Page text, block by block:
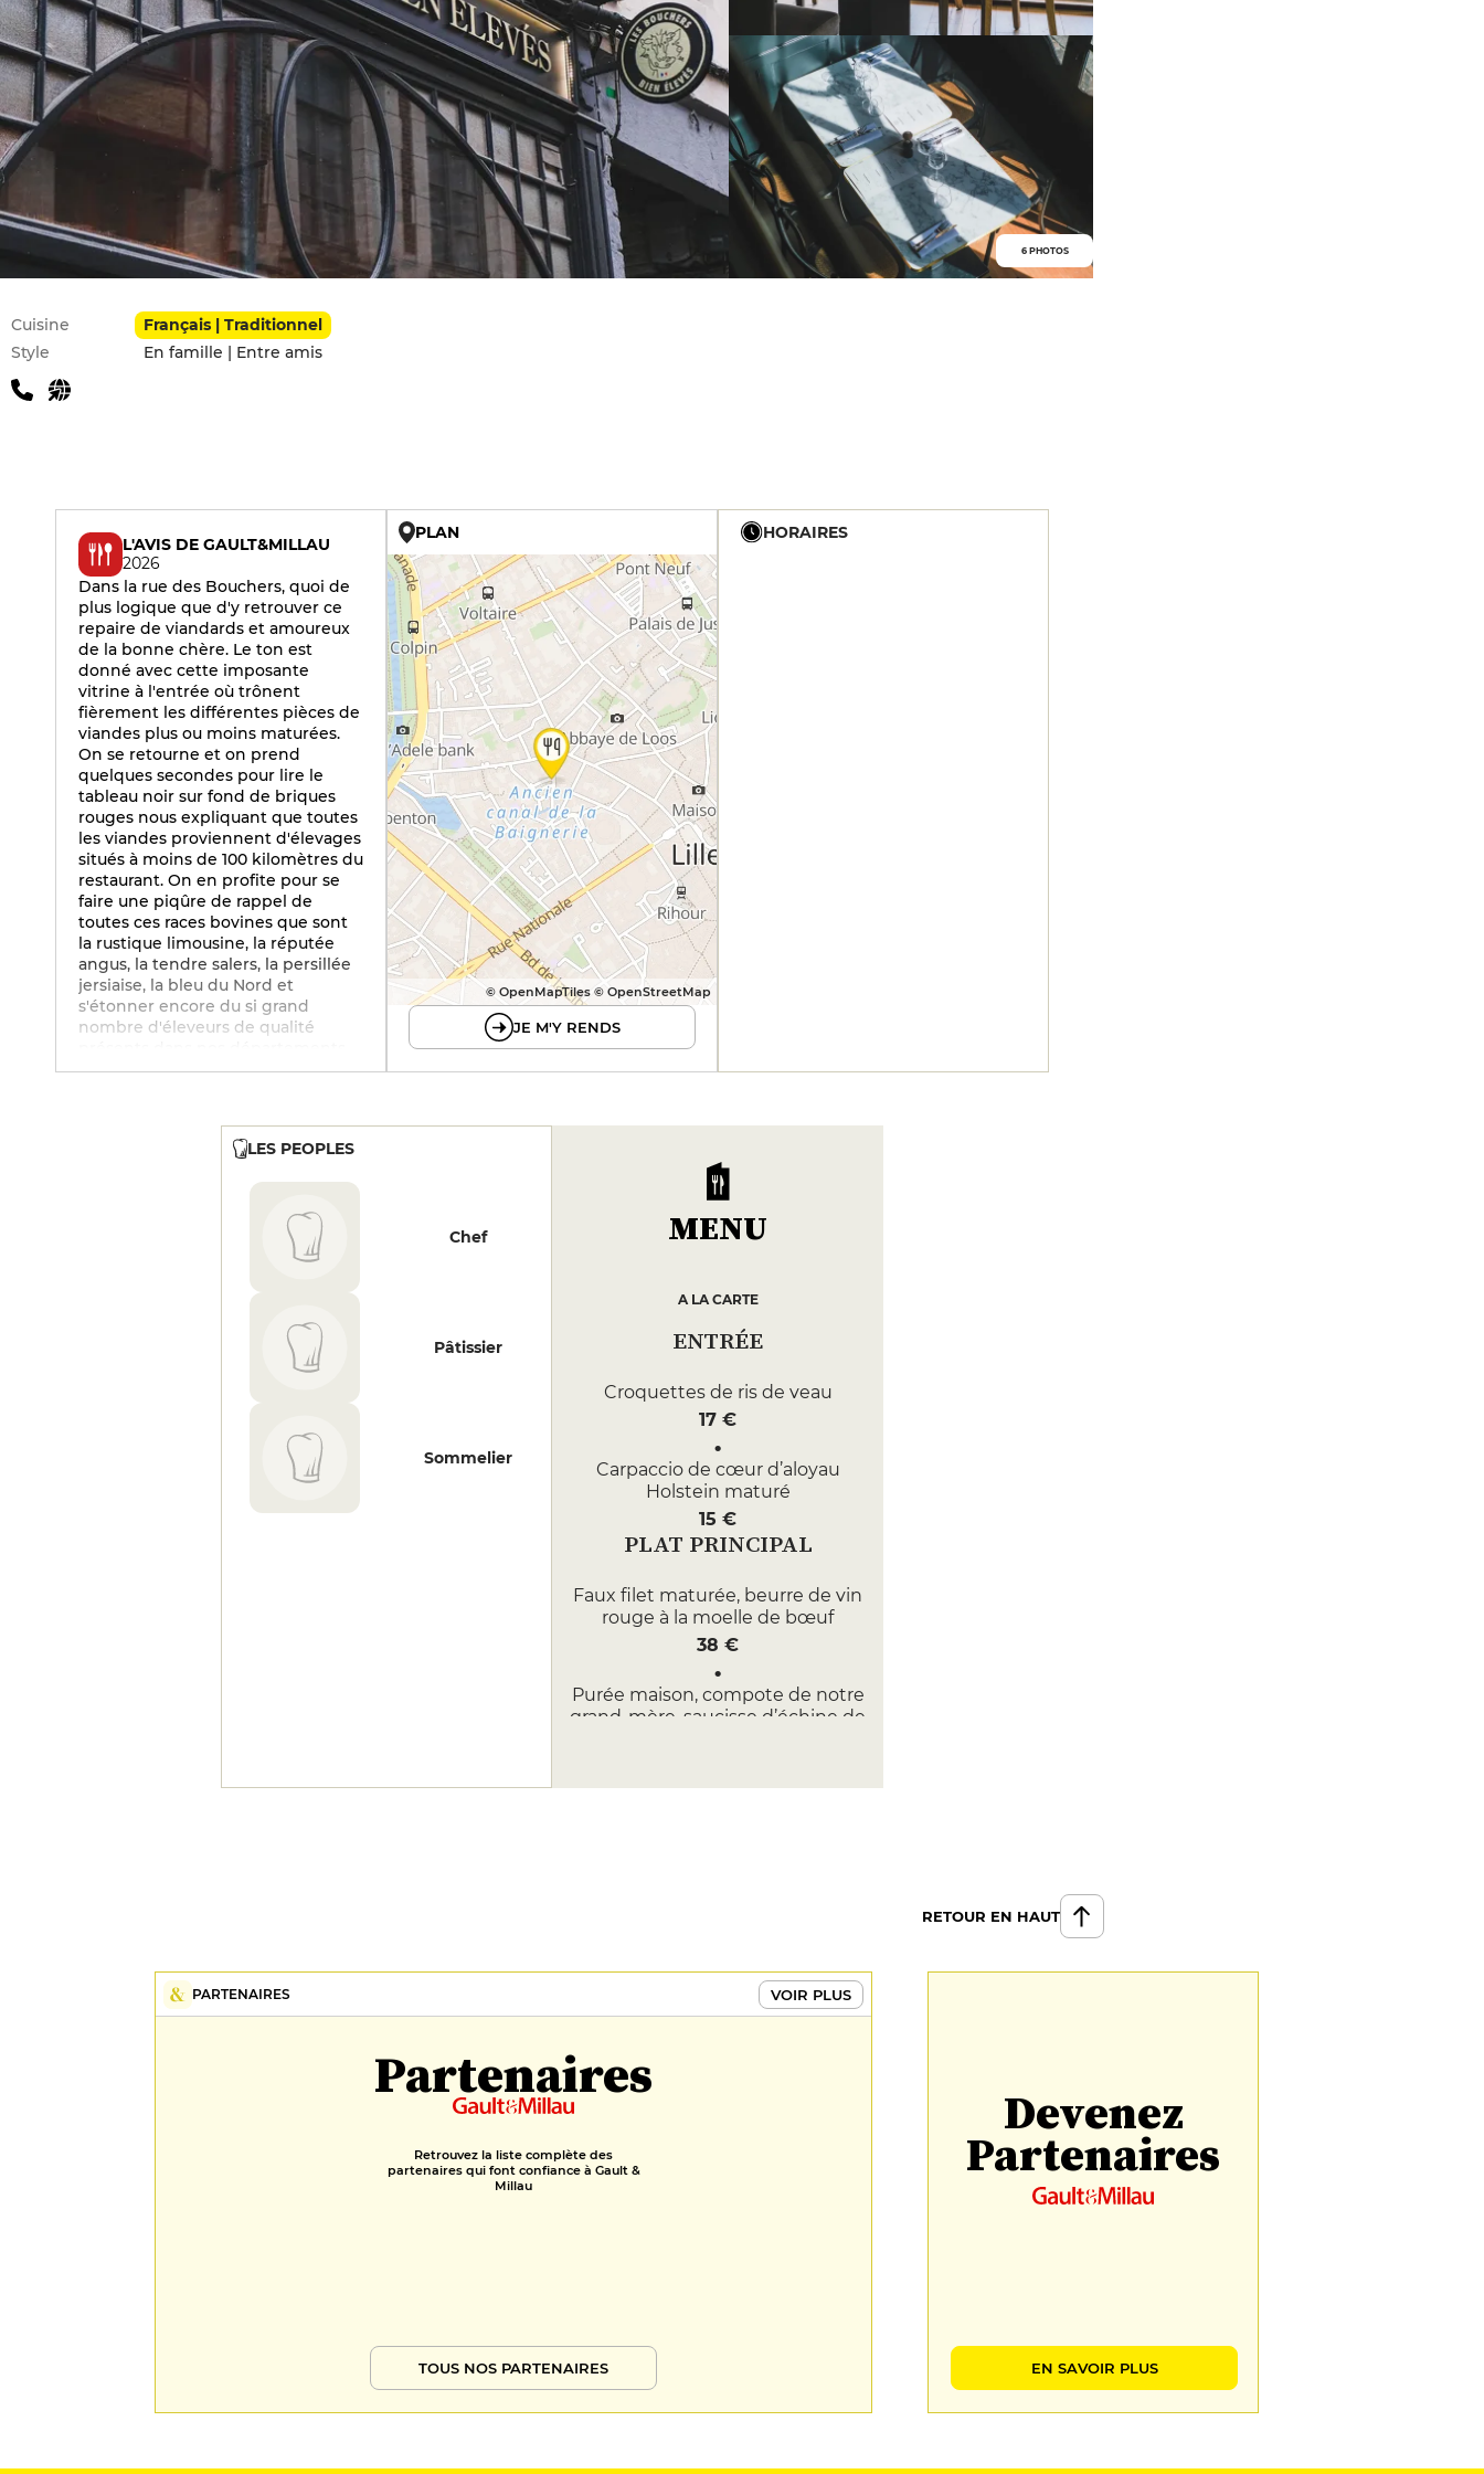
6 PHOTOS
Infos pratiques
Cuisine
Français | Traditionnel
Style
En famille | Entre amis
L'AVIS DE GAULT&MILLAU
2026
Dans la rue des Bouchers, quoi de
plus logique que d'y retrouver ce
repaire de viandards et amoureux
de la bonne chère. Le ton est
donné avec cette imposante
vitrine à l'entrée où trônent
fièrement les différentes pièces de
viandes plus ou moins maturées.
On se retourne et on prend
quelques secondes pour lire le
tableau noir sur fond de briques
rouges nous expliquant que toutes
les viandes proviennent d'élevages
situés à moins de 100 kilomètres du
restaurant. On en profite pour se
faire une piqûre de rappel de
toutes ces races bovines que sont
la rustique limousine, la réputée
angus, la tendre salers, la persillée
jersiaise, la bleu du Nord et
s'étonner encore du si grand
nombre d'éleveurs de qualité
L'os à moelle, les escargots de
figures imposées avant de passer
au programme phare qu'est le
amis même si le tartare, les saint-
jacques ou la saucisse purée
tentent de se faire une place sur la
table. Pour les plus vaillants avec
dessert, la crème brûlée ou la
brioche perdue caramel beurre
salé, ou encore l'assiette de
fromages. Bonne cave conseillée
PLAN
© OpenMapTiles © OpenStreetMap
JE M'Y RENDS
HORAIRES
LES PEOPLES
Chef
Pâtissier
Sommelier
MENU
A LA CARTE
ENTRÉE
Croquettes de ris de veau
17 €
Carpaccio de cœur d’aloyau
Holstein maturé
15 €
PLAT PRINCIPAL
Faux filet maturée, beurre de vin
rouge à la moelle de bœuf
38 €
Purée maison, compote de notre
grand-mère, saucisse d’échine de
DESSERT
RETOUR EN HAUT
PARTENAIRES VOIR PLUS
Partenaires
Retrouvez la liste complète des
partenaires qui font confiance à Gault &
Millau
TOUS NOS PARTENAIRES
Devenez
Partenaires
EN SAVOIR PLUS